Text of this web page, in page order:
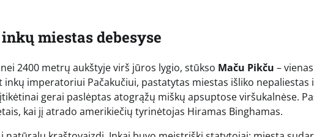
miestas debesyse
2400 metrų aukštyje virš jūros lygio, stūkso Maču Pikču –
inkų imperatoriui Pačakučiui, pastatytas miestas išliko nepaliestas
gerai paslėptas atogrąžų miškų apsuptose viršukalnėse.
kai jį atrado amerikiečių tyrinėtojas Hiramas Binghamas.